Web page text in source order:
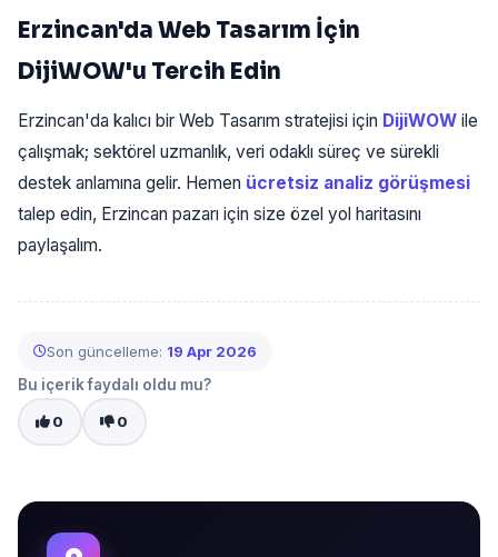
Erzincan'da Web Tasarım İçin
DijiWOW'u Tercih Edin
Erzincan'da kalıcı bir Web Tasarım stratejisi için DijiWOW ile
çalışmak; sektörel uzmanlık, veri odaklı süreç ve sürekli
destek anlamına gelir. Hemen ücretsiz analiz görüşmesi
talep edin, Erzincan pazarı için size özel yol haritasını
paylaşalım.
Son güncelleme: 19 Apr 2026
Bu içerik faydalı oldu mu?
0 0